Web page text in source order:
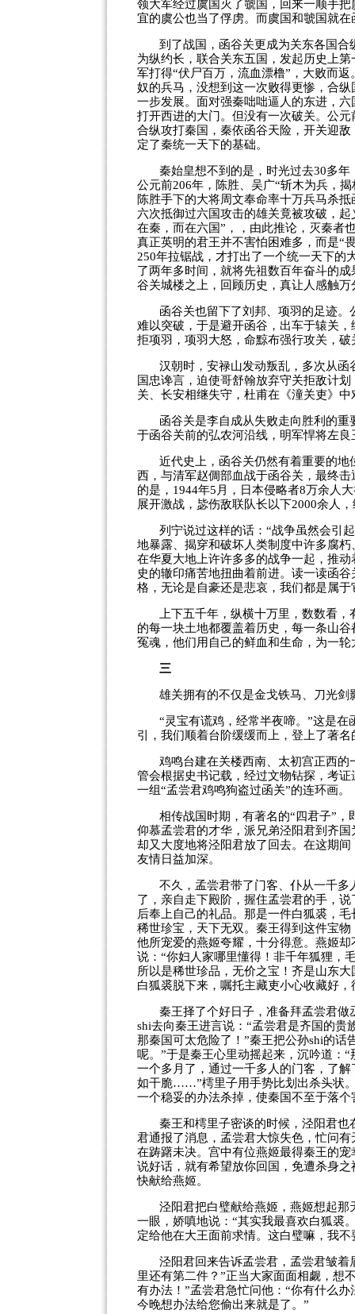
领大军经过虞国灭了虢国，回来一顺手
宜的虞公也当了俘虏。而虞国和虢国就在
到了战国，函谷关更成为关东各国合
为纵约长，联合关东五国，发起历史上
军打得“伏尸百万，流血漂橹”，大败而
奴的兵马，没想到这一次败得更惨，合
一步发展。面对强秦咄咄逼人的东进，
打开西进的大门。但没有一次破关。公元
合纵攻打秦国，秦依函谷天险，开关迎
定了秦统一天下的基础。
秦始皇想不到的是，时光过去30多年
公元前206年，陈胜、吴广“斩木为兵，
陈胜手下的大将周文奉命率十万兵马杀
六次抵御过六国攻击的雄关竟被攻破，
在秦，而在六国”，，由此推论，灭秦者
真正英明的君王并不害怕困难多，而是“
250年拉锯战，才打出了一个统一天下的
了两年多时间，就将先祖数百年奋斗的
谷关城楼之上，回顾历史，真让人感触万
函谷关也留下了刘邦、项羽的足迹。
难以突破，于是避开函谷，出车于辕关
拒项羽，项羽大怒，命黥布强行攻关，
汉朝时，安禄山发动叛乱，多次从
国忠谗言，迫使哥舒翰放弃守关拒敌计
关、长安相继失守，杜甫在《潼关吏》
函谷关是李自成从失败走向胜利的
于函谷关前的弘农河沿线，明军悍将左
近代史上，函谷关仍然有着重要的
西，与清军赵倜部血战于函谷关，最终
的是， 1944年5 月，日本侵略者8万余人
展开激战，毖伤敌联队长以下2000余人
列宁说过这样的话：“战争虽然会引
地暴露、揭穿和破坏人类制度中许多腐
在华夏大地上许许多多的战争一起，推
史的辙印痛苦地扭曲着前进。读一读函
格，无论是自豪还是悲哀，我们都是属
上下五千年，纵横十万里，数数看
的每一块土地都覆盖着历史，每一条山
冤魂，他们用自己的鲜血和生命，为一
三
雄关拥有的不仅是金戈铁马、刀光剑
“灵宝有谎鸡，经常半夜啼。”这是
引，我们顺着台阶缓缓而上，登上了著名
鸡鸣台建在关楼西南、太初宫正西
管会根据史书记载，经过文物钻探，考
一组“孟尝君鸡鸣狗盗过函关”的连环画。
相传战国时期，有著名的“四君子”
仰慕孟尝君的才华，派兄弟泾阳君到齐
却又大度地将泾阳君放了回去。在这期
友情日益加深。
不久，孟尝君带了门客、仆从一千
了，亲自走下殿阶，握住孟尝君的手，
后奉上自己的礼品。那是一件白狐裘，
稀世珍宝，天下无双。秦王得到这件宝
他所宠爱的燕姬夸耀，十分得意。燕姬
说：“你妇人家哪里懂得！非千年狐狸，
所以是稀世珍品，无价之宝！齐是山东
白狐裘脱下来，嘱托主藏吏小心收藏好，
秦王择了个好日子，准备拜孟尝君
shi去向秦王进言说：“孟尝君是齐国的贵
那秦国可太危险了！”秦王把公孙shi的话
呢。”于是秦王心里动摇起来，沉吟道：
一个多月了，通过一千多人的门客，了
如干脆……”樗里子用手势比划出杀头状
一个稳妥的办法杀掉，使秦国不至于落个
秦王和樗里子密谈的时候，泾阳君
君通报了消息，孟尝君大惊失色，忙问
在踌躇未决。宫中有位燕姬最得秦王的
说好话，就有希望放你回国，免遭杀身
快献给燕姬。
泾阳君把白璧献给燕姬，燕姬想起
一眼，娇嗔地说：“其实我最喜欢白狐裘
定给他在大王面前求情。这白璧嘛，我
泾阳君回来告诉孟尝君，孟尝君皱
里还有第二件？”正当大家面面相觑，想
有办法！”孟尝君急忙问他：“你有什么
今晚想办法给您偷出来就是了。”